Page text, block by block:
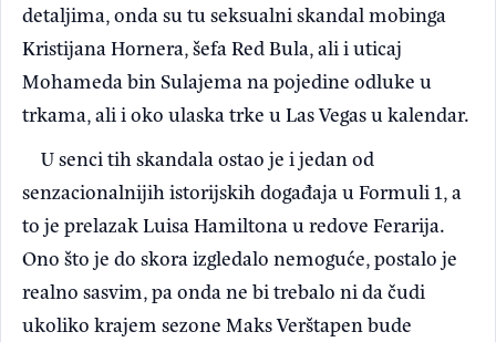
detaljima, onda su tu seksualni skandal mobinga
Kristijana Hornera, šefa Red Bula, ali i uticaj
Mohameda bin Sulajema na pojedine odluke u
trkama, ali i oko ulaska trke u Las Vegas u kalendar.
U senci tih skandala ostao je i jedan od
senzacionalnijih istorijskih događaja u Formuli 1, a
to je prelazak Luisa Hamiltona u redove Ferarija.
Ono što je do skora izgledalo nemoguće, postalo je
realno sasvim, pa onda ne bi trebalo ni da čudi
ukoliko krajem sezone Maks Verštapen bude